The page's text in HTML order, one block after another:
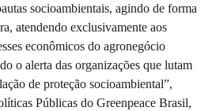
socioambientais, agindo de forma
atendendo exclusivamente aos
econômicos do agronegócio
o alerta das organizações que lutam
de proteção socioambiental”,
Públicas do Greenpeace Brasil,